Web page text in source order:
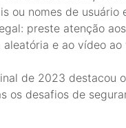
ou nomes de usuário
preste atenção
aleatória e ao vídeo
de 2023
os desafios de